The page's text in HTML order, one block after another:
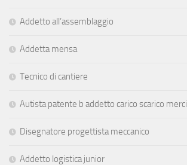
Addetto all’assemblaggio
Addetta mensa
Tecnico di cantiere
Autista patente b addetto carico scarico merci
Disegnatore progettista meccanico
Addetto logistica junior